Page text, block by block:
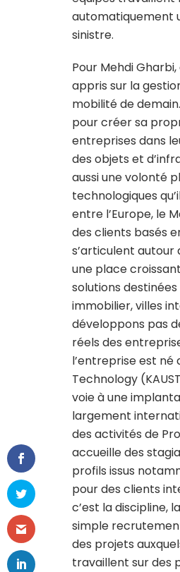
automatiquement
sinistre.
Pour Mehdi
appris sur la
mobilité de
pour créer sa
entreprises dans
des objets et
aussi une volonté
technologiques
entre l’Europe, le
des clients basés
s’articulent autour
une place
solutions
immobilier, villes
développons pas
réels des
l’entreprise est né
Technology
voie à une
largement
des activités de
accueille des
profils issus
pour des clients
c’est la discipline,
simple
des projets
travaillent sur des